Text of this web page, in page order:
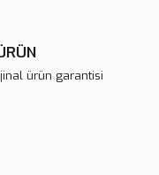
ürün garantisi